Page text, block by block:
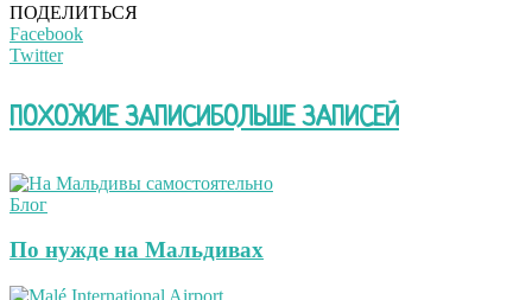
ПОДЕЛИТЬСЯ
Facebook
Twitter
ПОХОЖИЕ ЗАПИСИБОЛЬШЕ ЗАПИСЕЙ
Блог
По нужде на Мальдивах